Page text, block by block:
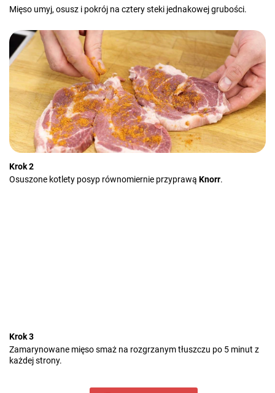
Mięso umyj, osusz i pokrój na cztery steki jednakowej grubości.
Krok 2
Osuszone kotlety posyp równomiernie przyprawą Knorr.
Krok 3
Zamarynowane mięso smaż na rozgrzanym tłuszczu po 5 minut z
każdej strony.